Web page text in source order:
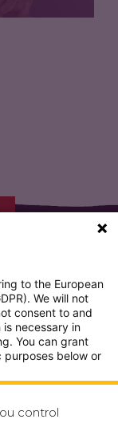
control
to the European
We will not
consent to and
necessary in
You can grant
below or